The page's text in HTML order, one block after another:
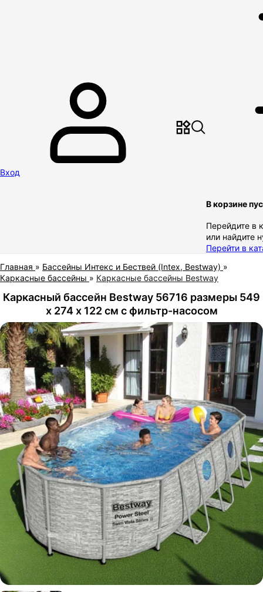
Вход
В корзине
Перейдите в
или найдите
Перейти в
Главная » Бассейны Интекс и Бествей (Intex, Bestway) »
Каркасные бассейны » Каркасные бассейны Bestway
Каркасный бассейн Bestway 56716 размеры 549
х 274 х 122 см с фильтр-насосом